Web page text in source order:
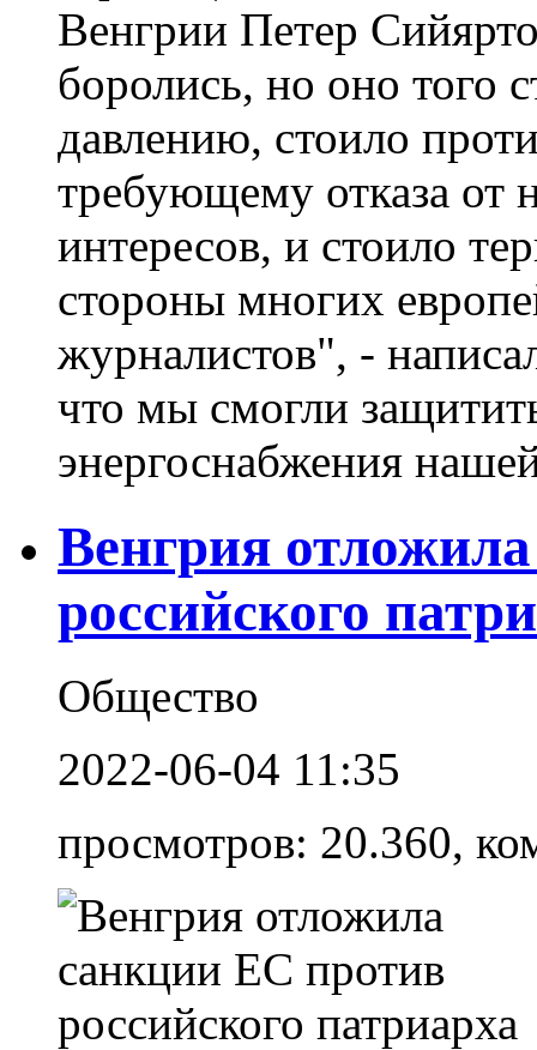
Венгрии Петер
боролись, но оно того
давлению, стоило
требующему отказа от
интересов, и стоило
стороны многих
журналистов", -
что мы смогли
энергоснабжения
Венгрия
российского
Общество
2022-06-04 11:35
просмотров: 20.360,